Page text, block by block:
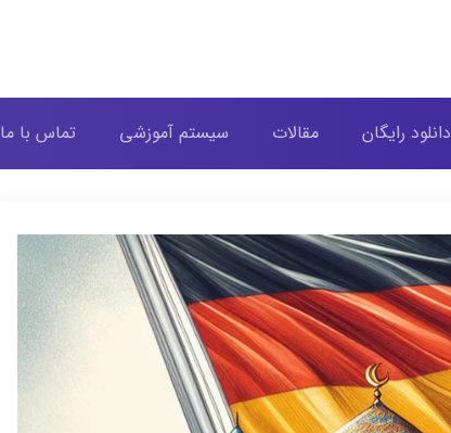
دانلود رایگان مقالات سیستم آموزشی تماس با ما